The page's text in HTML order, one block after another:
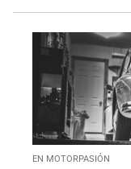
EN MOTORPASIÓN